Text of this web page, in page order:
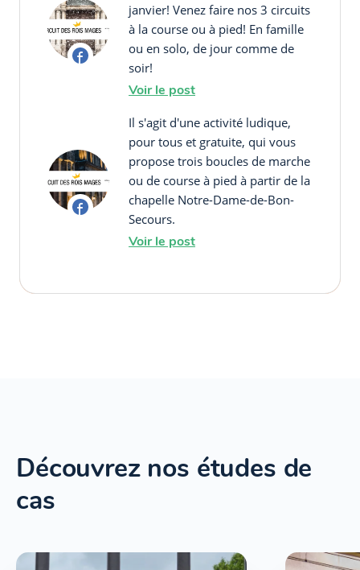
janvier! Venez faire nos 3 circuits
à la course ou à pied! En famille
ou en solo, de jour comme de
soir!
Voir le post
Il s'agit d'une activité ludique,
pour tous et gratuite, qui vous
propose trois boucles de marche
ou de course à pied à partir de la
chapelle Notre-Dame-de-Bon-
Secours.
Voir le post
Découvrez nos études de
cas